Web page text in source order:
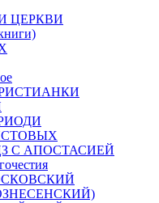
ЦЕРКВИ
С АПОСТАСИЕЙ